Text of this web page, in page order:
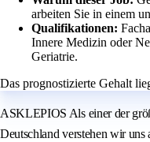
arbeiten Sie in einem
Qualifikationen:
Innere Medizin oder
Geriatrie.
Das prognostizierte Gehalt
ASKLEPIOS Als einer der
Deutschland verstehen wir uns